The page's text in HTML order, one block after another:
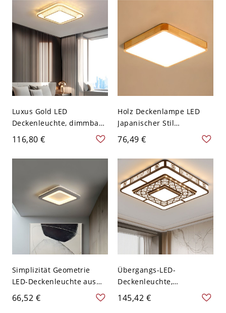
Lobby - Silber 110V-120V
50,8 cm Weißlicht
Luxus Gold LED
Deckenleuchte, dimmbare
Acrylleuchte mit
facettiertem Kristallrand -
110V-120V Klein
Quadrat
116,80 €
Holz Deckenlampe LED
Japanischer Stil
Deckenleuchte für
Schlafzimmer - 110V-120V
Quadrat 30,48 cm
Weißlicht
76,49 €
Simplizität Geometrie
LED-Deckenleuchte aus
Acryl für den Flur in Grau
- 110V-120V Grau
66,52 €
Übergangs-LED-
Deckenleuchte,
durchbrochener Gitter-
Metallrahmen mit weicher
145,42 €